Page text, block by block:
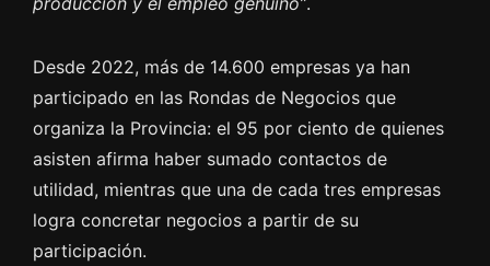
Desde 2022, más de 14.600 empresas ya han
participado en las Rondas de Negocios que
organiza la Provincia: el 95 por ciento de quienes
asisten afirma haber sumado contactos de
utilidad, mientras que una de cada tres empresas
logra concretar negocios a partir de su
participación.